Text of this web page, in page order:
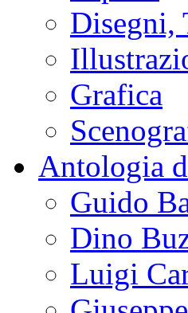
Disegni,
Grafica
Antologia
Guido
Dino
Luigi